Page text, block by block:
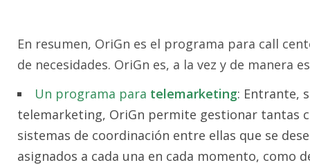
En resumen, OriGn es el programa para call
de necesidades. OriGn es, a la vez y de manera
Un programa para telemarketing: Entrante,
telemarketing, OriGn permite gestionar tantas
sistemas de coordinación entre ellas que se
asignados a cada una en cada momento, como